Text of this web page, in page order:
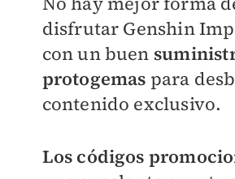
disfrutar Genshin
con un buen
protogemas para
contenido exclusivo.
Los códigos